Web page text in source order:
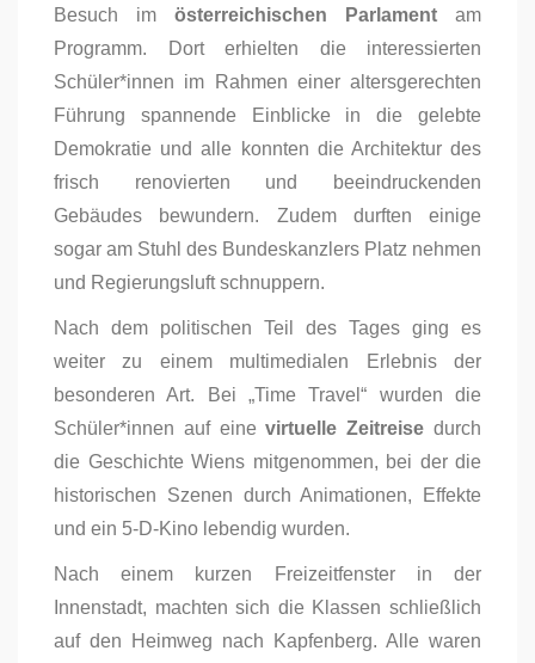
Besuch im österreichischen Parlament am
Programm. Dort erhielten die interessierten
Schüler*innen im Rahmen einer altersgerechten
Führung spannende Einblicke in die gelebte
Demokratie und alle konnten die Architektur des
frisch renovierten und beeindruckenden
Gebäudes bewundern. Zudem durften einige
sogar am Stuhl des Bundeskanzlers Platz nehmen
und Regierungsluft schnuppern.
Nach dem politischen Teil des Tages ging es
weiter zu einem multimedialen Erlebnis der
besonderen Art. Bei „Time Travel“ wurden die
Schüler*innen auf einevirtuelle Zeitreise durch
die Geschichte Wiens mitgenommen, bei der die
historischen Szenen durch Animationen, Effekte
und ein 5-D-Kino lebendig wurden.
Nach einem kurzen Freizeitfenster in der
Innenstadt, machten sich die Klassen schließlich
auf den Heimweg nach Kapfenberg. Alle waren